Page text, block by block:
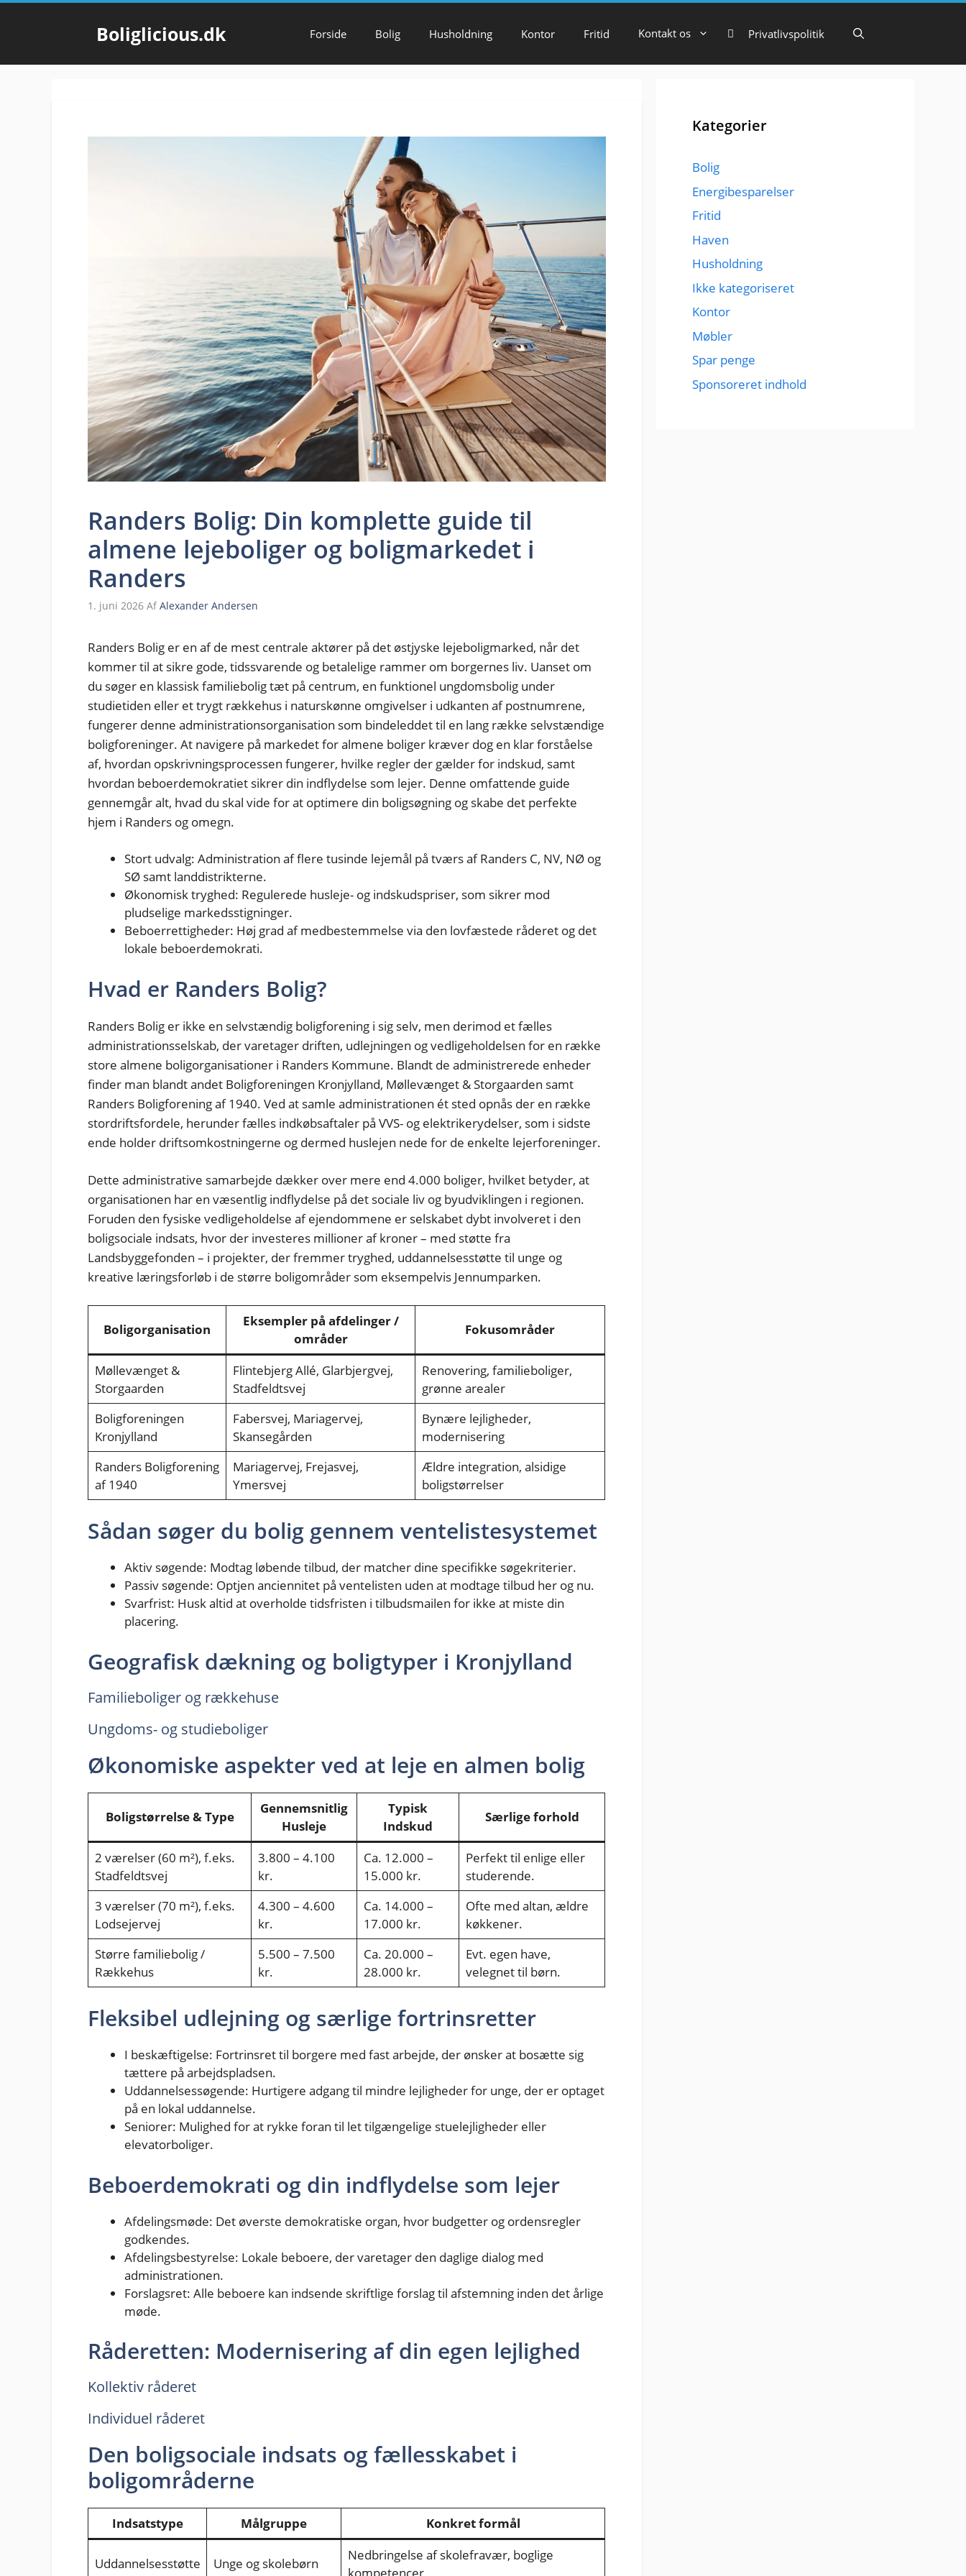
Hop
Boliglicious.dk Forside Bolig Husholdning Kontor Fritid Kontakt os Privatlivspolitik
Randers Bolig: Din komplette guide til
almene lejeboliger og boligmarkedet i
Randers
1. juni 2026 Af Alexander Andersen
Randers Bolig er en af de mest centrale aktører på det østjyske lejeboligmarked, når det
kommer til at sikre gode, tidssvarende og betalelige rammer om borgernes liv. Uanset om
du søger en klassisk familiebolig tæt på centrum, en funktionel ungdomsbolig under
studietiden eller et trygt rækkehus i naturskønne omgivelser i udkanten af postnumrene,
fungerer denne administrationsorganisation som bindeleddet til en lang række selvstændige
boligforeninger. At navigere på markedet for almene boliger kræver dog en klar forståelse
af, hvordan opskrivningsprocessen fungerer, hvilke regler der gælder for indskud, samt
hvordan beboerdemokratiet sikrer din indflydelse som lejer. Denne omfattende guide
gennemgår alt, hvad du skal vide for at optimere din boligsøgning og skabe det perfekte
hjem i Randers og omegn.
Stort udvalg: Administration af flere tusinde lejemål på tværs af Randers C, NV, NØ og
SØ samt landdistrikterne.
Økonomisk tryghed: Regulerede husleje- og indskudspriser, som sikrer mod
pludselige markedsstigninger.
Beboerrettigheder: Høj grad af medbestemmelse via den lovfæstede råderet og det
lokale beboerdemokrati.
Hvad er Randers Bolig?
Randers Bolig er ikke en selvstændig boligforening i sig selv, men derimod et fælles
administrationsselskab, der varetager driften, udlejningen og vedligeholdelsen for en række
store almene boligorganisationer i Randers Kommune. Blandt de administrerede enheder
finder man blandt andet Boligforeningen Kronjylland, Møllevænget & Storgaarden samt
Randers Boligforening af 1940. Ved at samle administrationen ét sted opnås der en række
stordriftsfordele, herunder fælles indkøbsaftaler på VVS- og elektrikerydelser, som i sidste
ende holder driftsomkostningerne og dermed huslejen nede for de enkelte lejerforeninger.
Dette administrative samarbejde dækker over mere end 4.000 boliger, hvilket betyder, at
organisationen har en væsentlig indflydelse på det sociale liv og byudviklingen i regionen.
Foruden den fysiske vedligeholdelse af ejendommene er selskabet dybt involveret i den
boligsociale indsats, hvor der investeres millioner af kroner – med støtte fra
Landsbyggefonden – i projekter, der fremmer tryghed, uddannelsesstøtte til unge og
kreative læringsforløb i de større boligområder som eksempelvis Jennumparken.
Boligorganisation
Eksempler på afdelinger /
områder
Fokusområder
Møllevænget &
Storgaarden
Flintebjerg Allé, Glarbjergvej,
Stadfeldtsvej
Renovering, familieboliger,
grønne arealer
Boligforeningen
Kronjylland
Fabersvej, Mariagervej,
Skansegården
Bynære lejligheder,
modernisering
Randers Boligforening
af 1940
Mariagervej, Frejasvej,
Ymersvej
Ældre integration, alsidige
boligstørrelser
Sådan søger du bolig gennem ventelistesystemet
Aktiv søgende: Modtag løbende tilbud, der matcher dine specifikke søgekriterier.
Passiv søgende: Optjen anciennitet på ventelisten uden at modtage tilbud her og nu.
Svarfrist: Husk altid at overholde tidsfristen i tilbudsmailen for ikke at miste din
placering.
Geografisk dækning og boligtyper i Kronjylland
Familieboliger og rækkehuse
Ungdoms- og studieboliger
Økonomiske aspekter ved at leje en almen bolig
Boligstørrelse & Type
Gennemsnitlig
Husleje
Typisk
Indskud
Særlige forhold
2 værelser (60 m²), f.eks.
Stadfeldtsvej
3.800 – 4.100
kr.
Ca. 12.000 –
15.000 kr.
Perfekt til enlige eller
studerende.
3 værelser (70 m²), f.eks.
Lodsejervej
4.300 – 4.600
kr.
Ca. 14.000 –
17.000 kr.
Ofte med altan, ældre
køkkener.
Større familiebolig /
Rækkehus
5.500 – 7.500
kr.
Ca. 20.000 –
28.000 kr.
Evt. egen have,
velegnet til børn.
Fleksibel udlejning og særlige fortrinsretter
I beskæftigelse: Fortrinsret til borgere med fast arbejde, der ønsker at bosætte sig
tættere på arbejdspladsen.
Uddannelsessøgende: Hurtigere adgang til mindre lejligheder for unge, der er optaget
på en lokal uddannelse.
Seniorer: Mulighed for at rykke foran til let tilgængelige stuelejligheder eller
elevatorboliger.
Beboerdemokrati og din indflydelse som lejer
Afdelingsmøde: Det øverste demokratiske organ, hvor budgetter og ordensregler
godkendes.
Afdelingsbestyrelse: Lokale beboere, der varetager den daglige dialog med
administrationen.
Forslagsret: Alle beboere kan indsende skriftlige forslag til afstemning inden det årlige
møde.
Råderetten: Modernisering af din egen lejlighed
Kollektiv råderet
Individuel råderet
Den boligsociale indsats og fællesskabet i
boligområderne
Indsatstype Målgruppe Konkret formål
Uddannelsesstøtte Unge og skolebørn
Nedbringelse af skolefravær, boglige
Kategorier
Bolig
Energibesparelser
Fritid
Haven
Husholdning
Ikke kategoriseret
Kontor
Møbler
Spar penge
Sponsoreret indhold